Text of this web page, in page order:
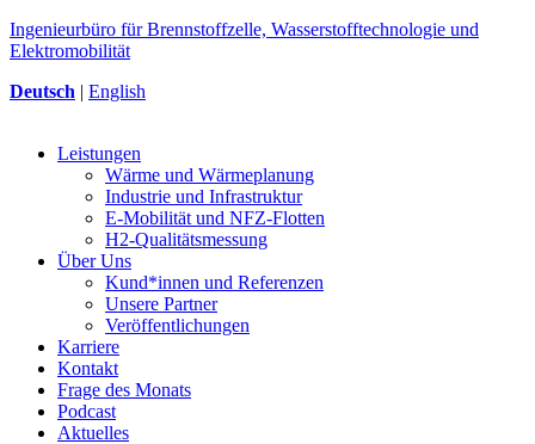
Ingenieurbüro für Brennstoffzelle, Wasserstofftechnologie und
Elektromobilität
Deutsch | English
Leistungen
Wärme und Wärmeplanung
Industrie und Infrastruktur
E-Mobilität und NFZ-Flotten
H2-Qualitätsmessung
Über Uns
Kund*innen und Referenzen
Unsere Partner
Veröffentlichungen
Karriere
Kontakt
Frage des Monats
Podcast
Aktuelles